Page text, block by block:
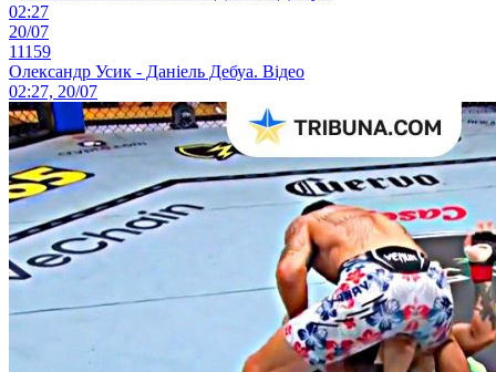
02:27
20/07
11159
Олександр Усик - Даніель Дебуа. Відео
02:27, 20/07